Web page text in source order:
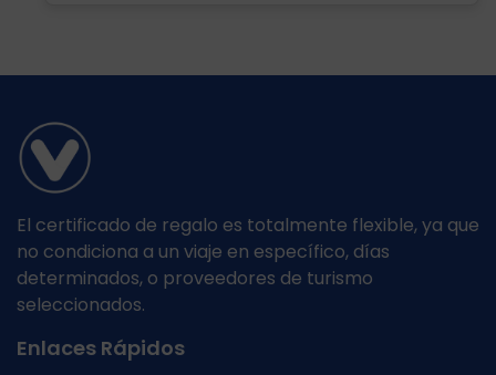
El certificado de regalo es totalmente flexible, ya que
no condiciona a un viaje en específico, días
determinados, o proveedores de turismo
seleccionados.
Enlaces Rápidos